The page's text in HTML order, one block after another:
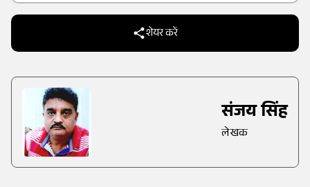
शेयर करें
संजय सिंह
लेखक